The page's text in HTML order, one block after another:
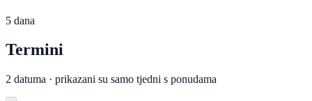
5 dana
Termini
2 datuma · prikazani su samo tjedni s ponudama